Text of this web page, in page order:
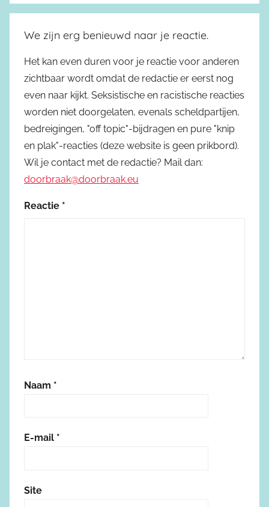
We zijn erg benieuwd naar je reactie.
Het kan even duren voor je reactie voor anderen
zichtbaar wordt omdat de redactie er eerst nog
even naar kijkt. Seksistische en racistische reacties
worden niet doorgelaten, evenals scheldpartijen,
bedreigingen, "off topic"-bijdragen en pure "knip
en plak"-reacties (deze website is geen prikbord).
Wil je contact met de redactie? Mail dan:
doorbraak@doorbraak.eu
Reactie *
Naam *
E-mail *
Site